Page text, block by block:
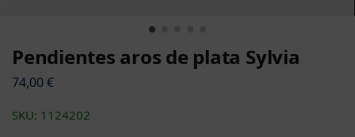
Pendientes aros de plata Sylvia
74,00€
SKU: 1124202